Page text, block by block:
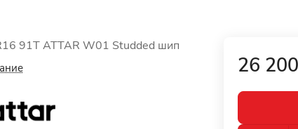
91Т ATTAR W01 Studded шип
26